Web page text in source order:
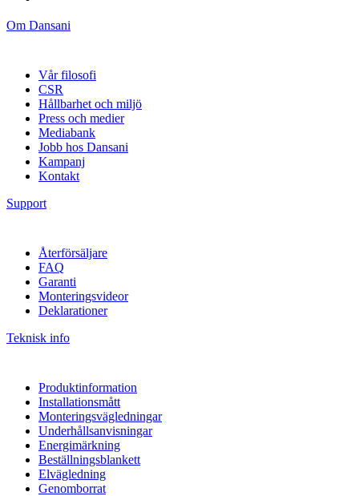
Om Dansani
Vår filosofi
CSR
Hållbarhet och miljö
Press och medier
Mediabank
Jobb hos Dansani
Kampanj
Kontakt
Support
Återförsäljare
FAQ
Garanti
Monteringsvideor
Deklarationer
Teknisk info
Produktinformation
Installationsmått
Monteringsvägledningar
Underhållsanvisningar
Energimärkning
Beställningsblankett
Elvägledning
Genomborrat